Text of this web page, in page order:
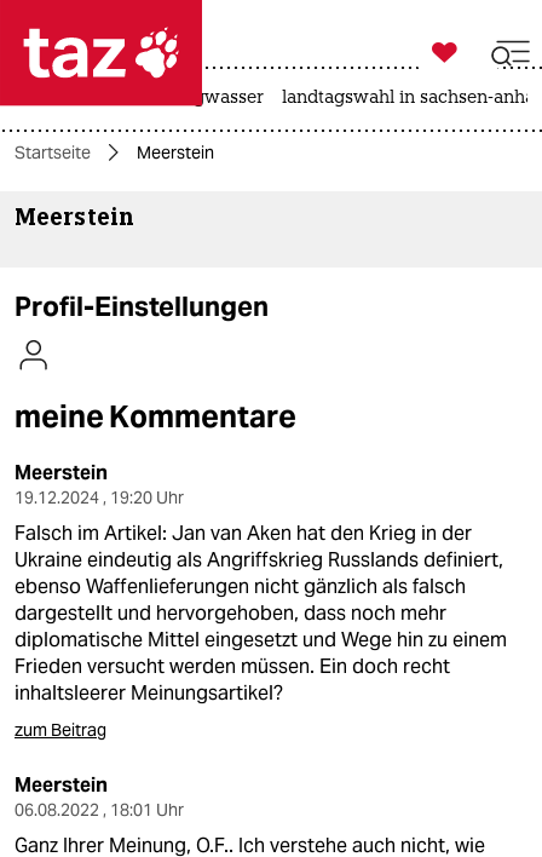
 taz zahl ich
taz zahl ich
themen
kultur
sport
berlin
nord
wahrheit
verlag
veranstaltungen
shop

taz zahl ich
niedrigwasser landtagswahl in sachsen-
Startseite Meerstein
Meerstein
Profil-Einstellungen
meine Kommentare
Meerstein
19.12.2024 , 19:20 Uhr
Falsch im Artikel: Jan van Aken hat den Krieg in der
Ukraine eindeutig als Angriffskrieg Russlands definiert,
ebenso Waffenlieferungen nicht gänzlich als falsch
dargestellt und hervorgehoben, dass noch mehr
diplomatische Mittel eingesetzt und Wege hin zu einem
Frieden versucht werden müssen. Ein doch recht
inhaltsleerer Meinungsartikel?
zum Beitrag
Meerstein
06.08.2022 , 18:01 Uhr
Ganz Ihrer Meinung, O.F.. Ich verstehe auch nicht, wie